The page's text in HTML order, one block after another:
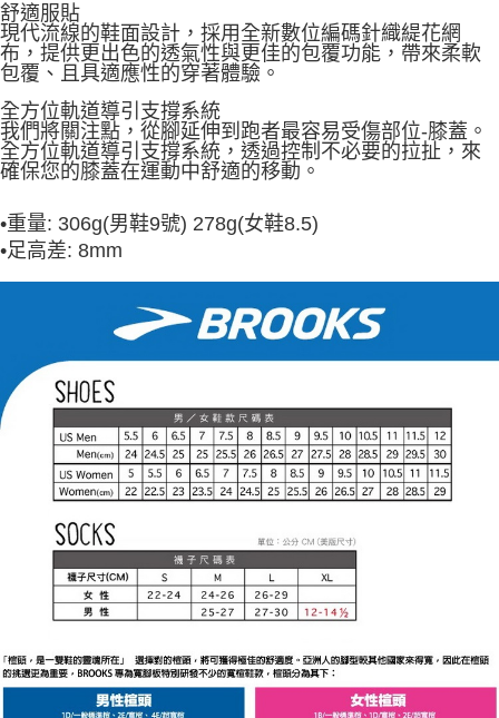
舒適服貼
現代流線的鞋面設計，採用全新數位編碼針織緹花網
布，提供更出色的透氣性與更佳的包覆功能，帶來柔軟
包覆、且具適應性的穿著體驗。
全方位軌道導引支撐系統
我們將關注點，從腳延伸到跑者最容易受傷部位-膝蓋。
全方位軌道導引支撐系統，透過控制不必要的拉扯，來
確保您的膝蓋在運動中舒適的移動。
•重量: 306g(男鞋9號) 278g(女鞋8.5)
•足高差: 8mm